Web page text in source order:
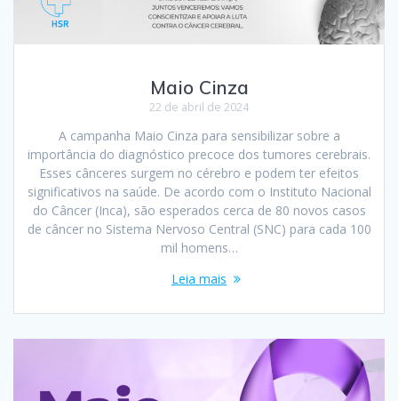
Maio Cinza
22 de abril de 2024
A campanha Maio Cinza para sensibilizar sobre a
importância do diagnóstico precoce dos tumores cerebrais.
Esses cânceres surgem no cérebro e podem ter efeitos
significativos na saúde. De acordo com o Instituto Nacional
do Câncer (Inca), são esperados cerca de 80 novos casos
de câncer no Sistema Nervoso Central (SNC) para cada 100
mil homens…
Leia mais